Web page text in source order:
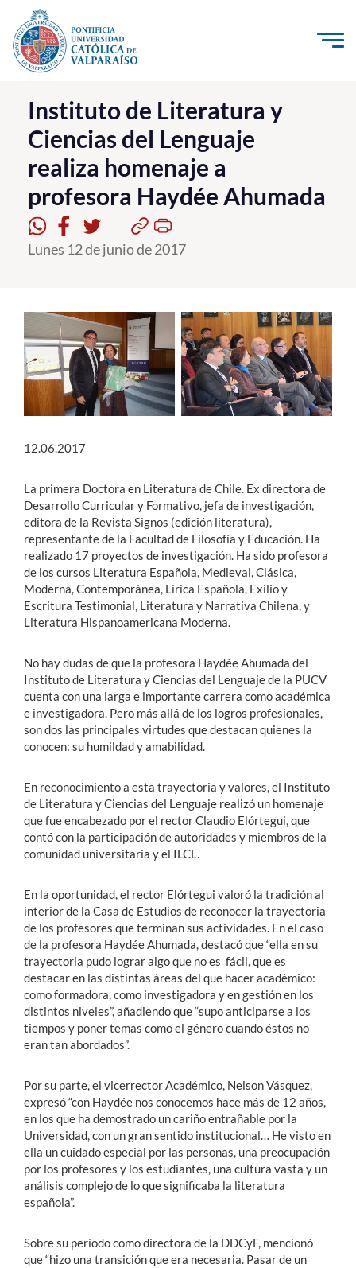
Click acá para ir directamente al contenido
La Universidad
Investigación, Creación e Innovación
PUCV Internacional
Vinculación con el Medio
Admisión
Postgrado
Formación Continua
Estudiantes
Alumni
English
Instituto de Literatura y
Ciencias del Lenguaje
realiza homenaje a
profesora Haydée Ahumada
Lunes 12 de junio de 2017
12.06.2017
La primera Doctora en Literatura de Chile. Ex directora de
Desarrollo Curricular y Formativo, jefa de investigación,
editora de la Revista Signos (edición literatura),
representante de la Facultad de Filosofía y Educación. Ha
realizado 17 proyectos de investigación. Ha sido profesora
de los cursos Literatura Española, Medieval, Clásica,
Moderna, Contemporánea, Lírica Española, Exilio y
Escritura Testimonial, Literatura y Narrativa Chilena, y
Literatura Hispanoamericana Moderna.
No hay dudas de que la profesora Haydée Ahumada del
Instituto de Literatura y Ciencias del Lenguaje de la PUCV
cuenta con una larga e importante carrera como académica
e investigadora. Pero más allá de los logros profesionales,
son dos las principales virtudes que destacan quienes la
conocen: su humildad y amabilidad.
En reconocimiento a esta trayectoria y valores, el Instituto
de Literatura y Ciencias del Lenguaje realizó un homenaje
que fue encabezado por el rector Claudio Elórtegui, que
contó con la participación de autoridades y miembros de la
comunidad universitaria y el ILCL.
En la oportunidad, el rector Elórtegui valoró la tradición al
interior de la Casa de Estudios de reconocer la trayectoria
de los profesores que terminan sus actividades. En el caso
de la profesora Haydée Ahumada, destacó que “ella en su
trayectoria pudo lograr algo que no es fácil, que es
destacar en las distintas áreas del que hacer académico:
como formadora, como investigadora y en gestión en los
distintos niveles”, añadiendo que “supo anticiparse a los
tiempos y poner temas como el género cuando éstos no
eran tan abordados”.
Por su parte, el vicerrector Académico, Nelson Vásquez,
expresó “con Haydée nos conocemos hace más de 12 años,
en los que ha demostrado un cariño entrañable por la
Universidad, con un gran sentido institucional… He visto en
ella un cuidado especial por las personas, una preocupación
por los profesores y los estudiantes, una cultura vasta y un
análisis complejo de lo que significaba la literatura
española”.
Sobre su período como directora de la DDCyF, mencionó
que “hizo una transición que era necesaria. Pasar de un